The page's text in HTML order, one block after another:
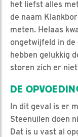
het liefst alles
de naam
meten. Helaas
ongetwijfeld in de
hebben gelukkig
storen zich er
DE
In dit geval is er
Steenuilen doen
Dat is u vast al